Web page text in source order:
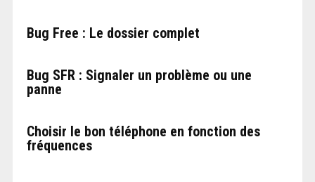
Bug Free : Le dossier complet
Bug SFR : Signaler un problème ou une
panne
Choisir le bon téléphone en fonction des
fréquences